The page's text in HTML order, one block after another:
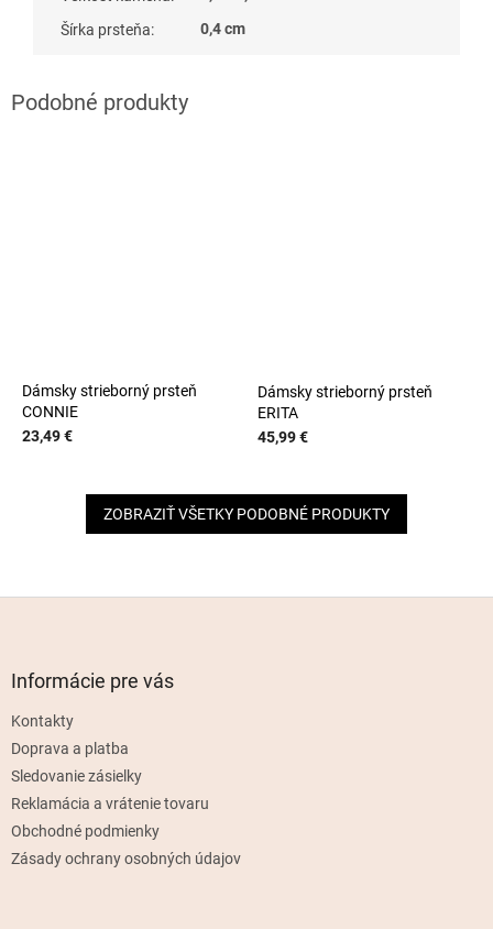
Šírka prsteňa: 0,4 cm
Dámsky strieborný prsteň
CONNIE
23,49 €
Dámsky strieborný prsteň
ERITA
45,99 €
ZOBRAZIŤ VŠETKY PODOBNÉ PRODUKTY
Informácie pre vás
Kontakty
Doprava a platba
Sledovanie zásielky
Reklamácia a vrátenie tovaru
Obchodné podmienky
Zásady ochrany osobných údajov